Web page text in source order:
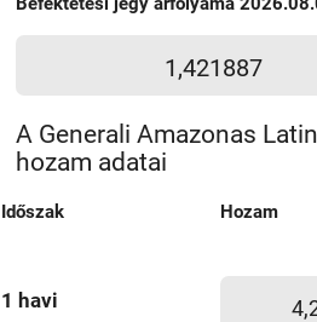
1,421887
A Generali Amazonas
hozam adatai
Időszak Hozam
1 havi